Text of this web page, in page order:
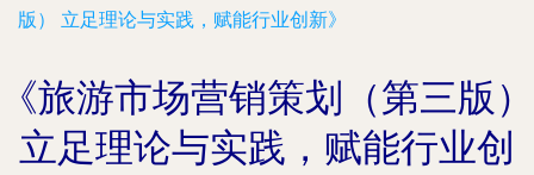
版） 立足理论与实践，赋能行业创新》
《旅游市场营销策划（第三版）
立足理论与实践，赋能行业创